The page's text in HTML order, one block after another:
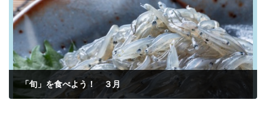
「旬」を食べよう！ ３月